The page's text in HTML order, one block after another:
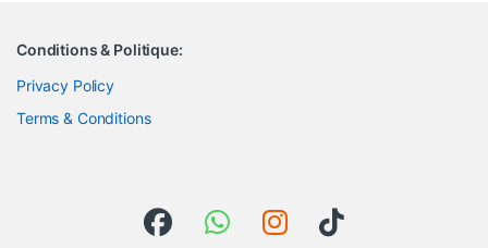
Conditions & Politique:
Privacy Policy
Terms & Conditions